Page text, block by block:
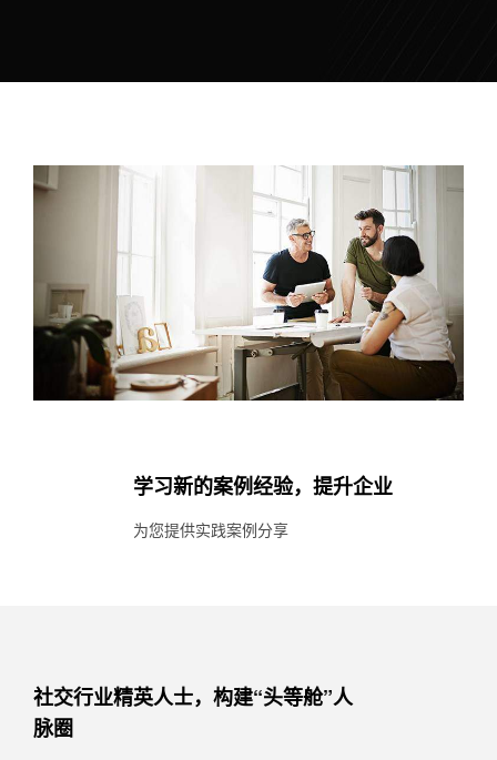
学习新的案例经验，提升企业
为您提供实践案例分享
社交行业精英人士，构建“头等舱”人
脉圈